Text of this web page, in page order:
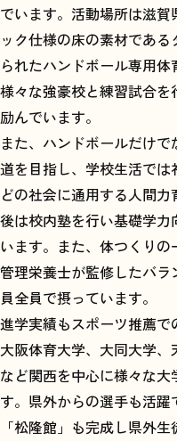
でいます。活動場所は滋
ック仕様の床の素材であ
られたハンドボール専用
様々な強豪校と練習試合を
励んでいます。
また、ハンドボールだけ
道を目指し、学校生活では
どの社会に通用する人間
後は校内塾を行い基礎学力
います。また、体つくり
管理栄養士が監修したバ
員全員で摂っています。
進学実績もスポーツ推薦で
大阪体育大学、大同大学
など関西を中心に様々な大
す。県外からの選手も活
「松隆館」も完成し県外